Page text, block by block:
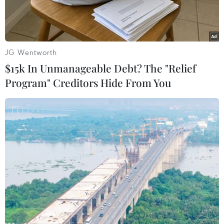
theo quy định.
Lực lượng Quản lý Thị trường Thành phố Hồ Chí Minh kiểm tra
đường cát. (Ảnh: PV/Vietnam+)
Ngày 25/1, đại diện Tổng cục Quản lý Thị trường
thông tin lực lượng liên ngành vừa phát hiện và
JG Wentworth
$15k In Unmanageable Debt? The "Relief
Program" Creditors Hide From You